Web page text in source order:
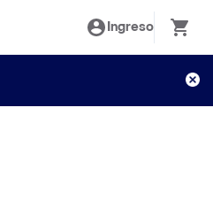
Ingreso